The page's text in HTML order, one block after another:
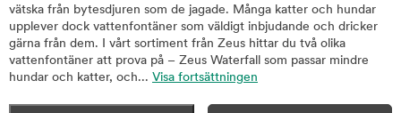
vätska från bytesdjuren som de jagade. Många katter och hundar
upplever dock vattenfontäner som väldigt inbjudande och dricker
gärna från dem. I vårt sortiment från Zeus hittar du två olika
vattenfontäner att prova på – Zeus Waterfall som passar mindre
hundar och katter, och... Visa fortsättningen